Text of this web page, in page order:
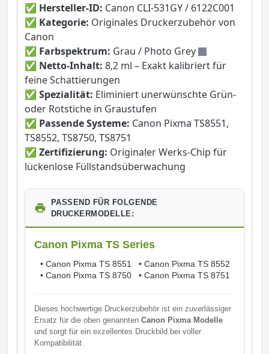
✅ Hersteller-ID: Canon CLI-531GY / 6122C001
✅ Kategorie: Originales Druckerzubehör von
Canon
✅ Farbspektrum: Grau / Photo Grey
✅ Netto-Inhalt: 8,2 ml – Exakt kalibriert für
feine Schattierungen
✅ Spezialität: Eliminiert unerwünschte Grün-
oder Rotstiche in Graustufen
✅ Passende Systeme: Canon Pixma TS8551,
TS8552, TS8750, TS8751
✅ Zertifizierung: Originaler Werks-Chip für
lückenlose Füllstandsüberwachung
PASSEND FÜR FOLGENDE
DRUCKERMODELLE:
Canon Pixma TS Series
• Canon Pixma TS 8551 • Canon Pixma TS 8552
• Canon Pixma TS 8750 • Canon Pixma TS 8751
Dieses hochwertige Druckerzubehör ist ein zuverlässiger
Ersatz für die oben genannten Canon Pixma Modelle
und sorgt für ein exzellentes Druckbild bei voller
Kompatibilität.